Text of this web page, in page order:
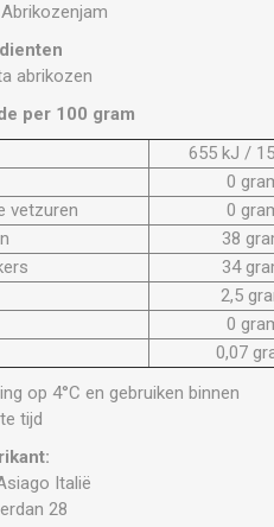
abrikozen
per 100 gram
655 kJ /
0
vetzuren
0
38
34
2,5
0
0,07
op 4°C en gebruiken binnen
tijd
Italië
28